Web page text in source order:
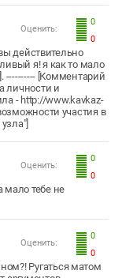
0
0
Оценить:
действительно
я! я как то мало
---------- [Комментарий
личности и
- http://www.kavkaz-
участия в
0
0
Оценить:
мало тебе не
0
0
Оценить:
Ругаться матом